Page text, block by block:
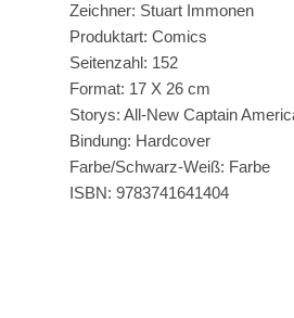
Zeichner: Stuart Immonen
Produktart: Comics
Seitenzahl: 152
Format: 17 X 26 cm
Storys: All-New Captain
Bindung: Hardcover
Farbe/Schwarz-Weiß: Farbe
ISBN: 9783741641404